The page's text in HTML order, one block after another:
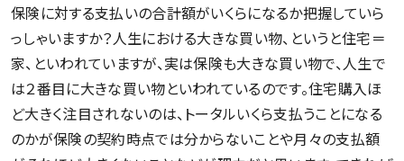
保険に対する支払いの合計額がいくらになるか把握していら
っしゃいますか？人生における大きな買い物、というと住宅＝
家、といわれていますが、実は保険も大きな買い物で、人生で
は２番目に大きな買い物といわれているのです。住宅購入ほ
ど大きく注目されないのは、トータルいくら支払うことになる
のかが保険の契約時点では分からないことや月々の支払額